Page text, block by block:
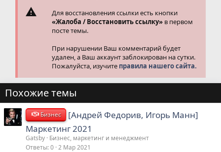
Для восстановления ссылки есть кнопки
«Жалоба / Восстановить ссылку» в первом
посте темы.
При нарушении Ваш комментарий будет
удален, а Ваш аккаунт заблокирован на сутки.
Пожалуйста, изучите правила нашего сайта.
Похожие темы
Бизнес
[Андрей Федорив, Игорь Манн]
Маркетинг 2021
Gatsby Бизнес, маркетинг и менеджмент
Ответы 0 2 Мар 2021